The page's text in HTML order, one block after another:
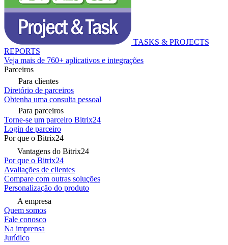
TASKS & PROJECTS
REPORTS
Veja mais de 760+ aplicativos e integrações
Parceiros
Para clientes
Diretório de parceiros
Obtenha uma consulta pessoal
Para parceiros
Torne-se um parceiro Bitrix24
Login de parceiro
Por que o Bitrix24
Vantagens do Bitrix24
Por que o Bitrix24
Avaliações de clientes
Compare com outras soluções
Personalização do produto
A empresa
Quem somos
Fale conosco
Na imprensa
Jurídico